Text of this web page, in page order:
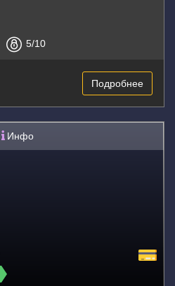
5/10
Подробнее
Инфо